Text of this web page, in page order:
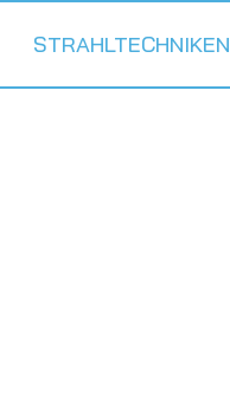
STRAHLTECHNIKEN